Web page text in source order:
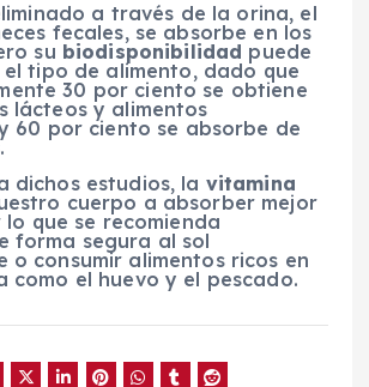
a través de la orina, el
fecales, se absorbe en los
su biodisponibilidad puede
tipo de alimento, dado que
30 por ciento se obtiene
lácteos y alimentos
60 por ciento se absorbe de
dichos estudios, la vitamina
cuerpo a absorber mejor
que se recomienda
forma segura al sol
o consumir alimentos ricos en
como el huevo y el pescado.